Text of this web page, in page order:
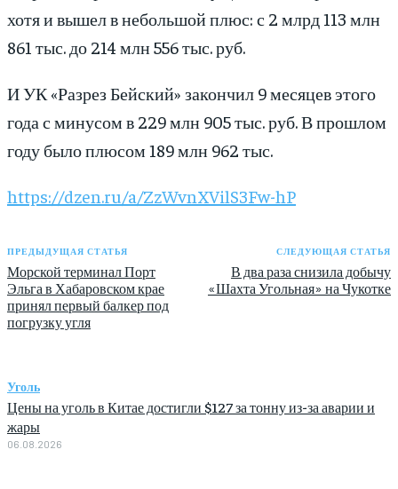
хотя и вышел в небольшой плюс: с 2 млрд 113 млн
861 тыс. до 214 млн 556 тыс. руб.
И УК «Разрез Бейский» закончил 9 месяцев этого
года с минусом в 229 млн 905 тыс. руб. В прошлом
году было плюсом 189 млн 962 тыс.
https://dzen.ru/a/ZzWvnXVilS3Fw-hP
ПРЕДЫДУЩАЯ СТАТЬЯ
Морской терминал Порт
Эльга в Хабаровском крае
принял первый балкер под
погрузку угля
СЛЕДУЮЩАЯ СТАТЬЯ
В два раза снизила добычу
«Шахта Угольная» на Чукотке
Уголь
Цены на уголь в Китае достигли $127 за тонну из-за аварии и
жары
06.08.2026